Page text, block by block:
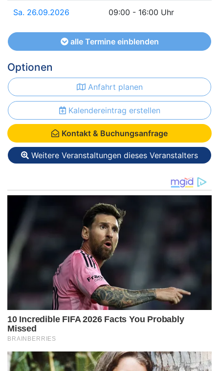
Sa. 26.09.2026 09:00 - 16:00 Uhr
alle Termine einblenden
Optionen
Anfahrt planen
Kalendereintrag erstellen
Kontakt & Buchungsanfrage
Weitere Veranstaltungen dieses Veranstalters